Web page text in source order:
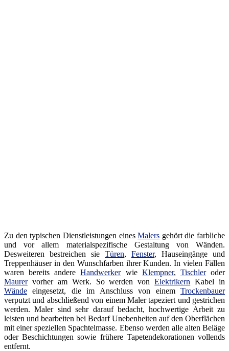
Zu den typischen Dienstleistungen einesMalers gehört die farbliche
und vor allem materialspezifische Gestaltung von Wänden.
Desweiteren bestreichen sie Türen, Fenster, Hauseingänge und
Treppenhäuser in den Wunschfarben ihrer Kunden. In vielen Fällen
waren bereits andereHandwerkerwie Klempner, Tischleroder
Maurervorher am Werk. So werden vonElektrikern Kabel in
Wände eingesetzt, die im Anschluss von einem Trockenbauer
verputzt und abschließend von einem Maler tapeziert und gestrichen
werden. Maler sind sehr darauf bedacht, hochwertige Arbeit zu
leisten und bearbeiten bei Bedarf Unebenheiten auf den Oberflächen
mit einer speziellen Spachtelmasse. Ebenso werden alle alten Beläge
oder Beschichtungen sowie frühere Tapetendekorationen vollends
entfernt.